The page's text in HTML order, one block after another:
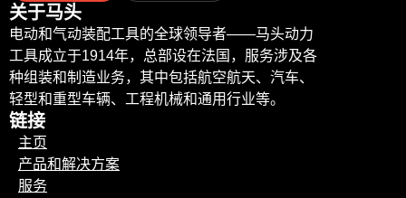
关于马头
电动和气动装配工具的全球领导者——马头动力
工具成立于1914年，总部设在法国，服务涉及各
种组装和制造业务，其中包括航空航天、汽车、
轻型和重型车辆、工程机械和通用行业等。
链接
主页
产品和解决方案
服务